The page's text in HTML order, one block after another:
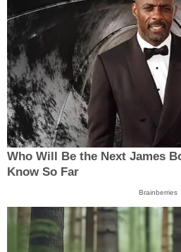
Who Will Be the Next James
Know So Far
Brainberries